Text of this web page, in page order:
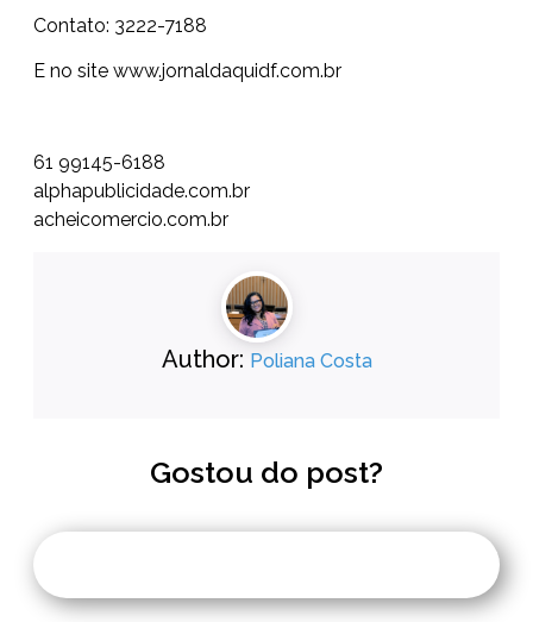
Contato: 3222-7188
E no site www.jornaldaquidf.com.br
61 99145-6188
alphapublicidade.com.br
acheicomercio.com.br
Author: Poliana Costa
Gostou do post?